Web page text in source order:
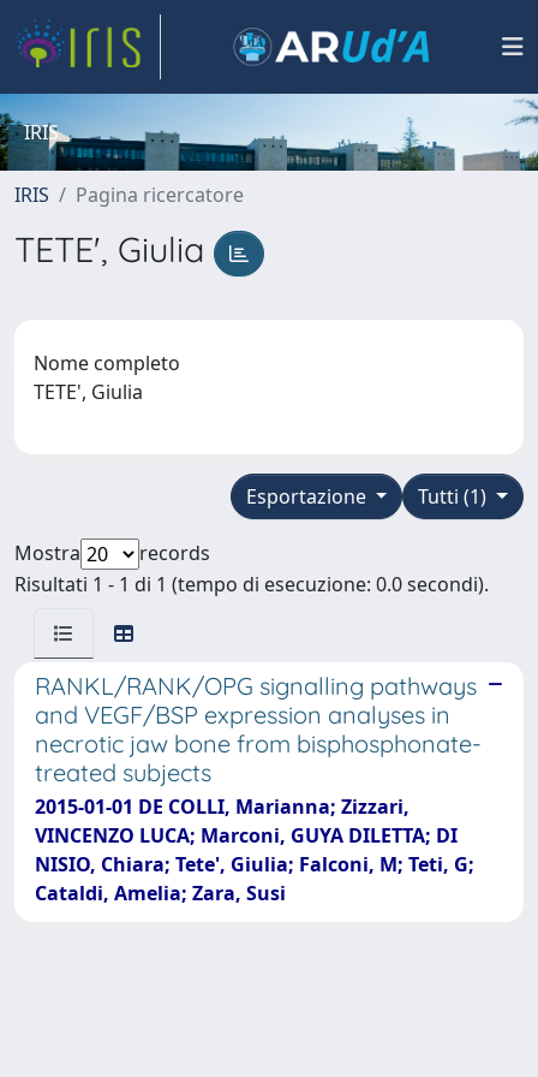
IRIS
IRIS Pagina ricercatore
TETE', Giulia
Nome completo
TETE', Giulia
Tutti (1)
Esportazione
Mostra
records
Risultati 1 - 1 di 1 (tempo di esecuzione: 0.0 secondi).
RANKL/RANK/OPG signalling pathways
and VEGF/BSP expression analyses in
necrotic jaw bone from bisphosphonate-
treated subjects
2015-01-01 DE COLLI, Marianna; Zizzari,
VINCENZO LUCA; Marconi, GUYA DILETTA; DI
NISIO, Chiara; Tete', Giulia; Falconi, M; Teti, G;
Cataldi, Amelia; Zara, Susi